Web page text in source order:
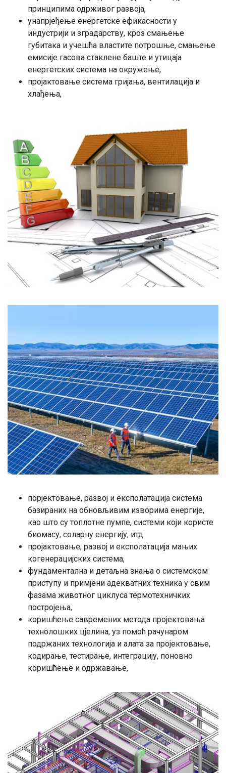
принципима одрживог развоја,
унапрјеђење енергетске ефикасности у
индустрији и зградарству, кроз смањење
губитака и учешћа властите потрошње, смањење
емисије гасова стаклене баште и утицаја
енергетских система на окружење,
пројактовање система гријања, вентилација и
хлађења,
порјектовање, развој и експолатација система
базираних на обновљивим изворима енергије,
као што су топлотне пумпе, системи који користе
биомасу, соларну енергију, итд.
пројактовање, развој и експолатација мањих
когенерацијских система,
фундаментална и детаљна знања о системском
приступу и примјени адекватних техника у свим
фазама животног циклуса термотехничких
постројења,
коришћење савремених метода пројектовања
технолошких цјелина, уз помоћ рачунаром
подржаних технологија и алата за пројектовање,
кодирање, тестирање, интеграцију, поновно
коришћење и одржавање,